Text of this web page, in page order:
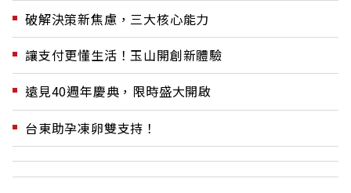
破解決策新焦慮，三大核心能力
讓支付更懂生活！玉山開創新體驗
遠見40週年慶典，限時盛大開啟
台東助孕凍卵雙支持！